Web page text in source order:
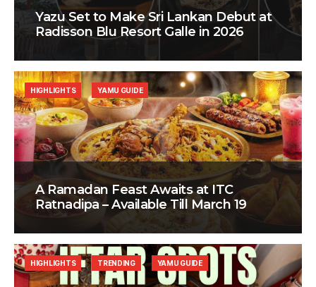
Yazu Set to Make Sri Lankan Debut at
Radisson Blu Resort Galle in 2026
A Ramadan Feast Awaits at ITC
Ratnadipa – Available Till March 19
HIGHLIGHTS YAMU GUIDE
HIGHLIGHTS TRENDING YAMU GUIDE